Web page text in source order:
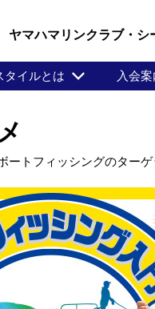
ヤマハマリンクラブ・シ
タイルとは 入会案
ートフィッシングのター